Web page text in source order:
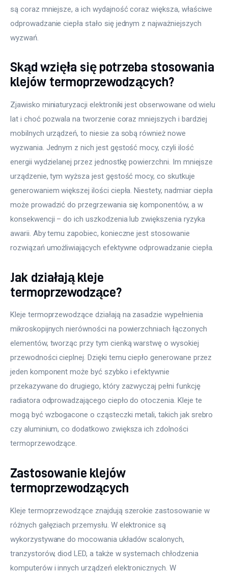
są coraz mniejsze, a ich wydajność coraz większa, właściwe
odprowadzanie ciepła stało się jednym z najważniejszych
wyzwań.
Skąd wzięła się potrzeba stosowania
klejów termoprzewodzących?
Zjawisko miniaturyzacji elektroniki jest obserwowane od wielu
lat i choć pozwala na tworzenie coraz mniejszych i bardziej
mobilnych urządzeń, to niesie za sobą również nowe
wyzwania. Jednym z nich jest gęstość mocy, czyli ilość
energii wydzielanej przez jednostkę powierzchni. Im mniejsze
urządzenie, tym wyższa jest gęstość mocy, co skutkuje
generowaniem większej ilości ciepła. Niestety, nadmiar ciepła
może prowadzić do przegrzewania się komponentów, a w
konsekwencji – do ich uszkodzenia lub zwiększenia ryzyka
awarii. Aby temu zapobiec, konieczne jest stosowanie
rozwiązań umożliwiających efektywne odprowadzanie ciepła.
Jak działają kleje
termoprzewodzące?
Kleje termoprzewodzące działają na zasadzie wypełnienia
mikroskopijnych nierówności na powierzchniach łączonych
elementów, tworząc przy tym cienką warstwę o wysokiej
przewodności cieplnej. Dzięki temu ciepło generowane przez
jeden komponent może być szybko i efektywnie
przekazywane do drugiego, który zazwyczaj pełni funkcję
radiatora odprowadzającego ciepło do otoczenia. Kleje te
mogą być wzbogacone o cząsteczki metali, takich jak srebro
czy aluminium, co dodatkowo zwiększa ich zdolności
termoprzewodzące.
Zastosowanie klejów
termoprzewodzących
Kleje termoprzewodzące znajdują szerokie zastosowanie w
różnych gałęziach przemysłu. W elektronice są
wykorzystywane do mocowania układów scalonych,
tranzystorów, diod LED, a także w systemach chłodzenia
komputerów i innych urządzeń elektronicznych. W